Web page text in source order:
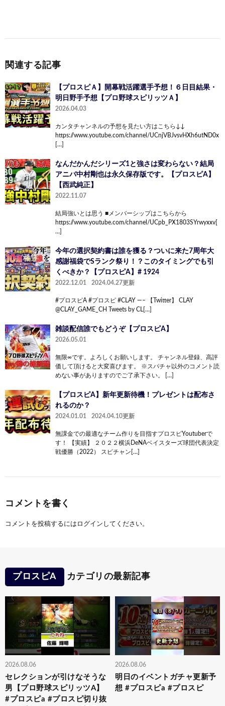
関連する記事
【プロスピＡ】開幕戦活躍選手予想！６日目結果・
明日野手予想【プロ野球スピリッツＡ】
2026.04.03
カンタチャンネルの予想を見たい方はこちら↓↓
https://www.youtube.com/channel/UCnjVBJvsvHXh6utND0x
[…]
なんだかんだシリーズ1と強さは変わらない？結局
アニバ中村剛也は永久保存版です。【プロスピA】
【西武純正】
2022.11.07
結局強いとは思う ■メンバーシップはこちらから
https://www.youtube.com/channel/UCpb_PX1803SYrwyxxv[
…]
今年の選択契約書は誰を獲る？ついに来た7周年大
感謝福袋でSランク祭り！？このタイミングでも引
くべきか？【プロスピA】# 1924
2022.12.01 2024.04.27更新
#プロスピA #プロスピ #CLAY —– 【Twitter】 CLAY
@CLAY_GAME_CH Tweets by CL[…]
雑談配信誰でもどうぞ【プロスピA】
2026.05.01
無限∞です。よろしくお願いします。 チャンネル登録、高評
価して頂けると大変喜びます。 ※スパチャ以外のコメント読
めない事がありますのでご了承下さい。 […]
【プロスピA】新年更新待機！プレゼントは配布さ
れるのか？
2024.01.01 2024.04.10更新
無課金での最適なチーム作りを目指すプロスピYoutuberで
す！ 【実績】 ２０２２横浜DeNAベイスターズ球団代表決定
戦優勝（2022） スピチャン[…]
コメントを書く
コメントを投稿するには ログイン してください。
プロスピA カテゴリの最新記事
2026.08.06
セレクションが引けなそうな
男【プロ野球スピリッツA】
#プロスピa #プロスピ切り抜
2026.08.06
明日のイベントガチャ更新予
想 #プロスピa #プロスピ